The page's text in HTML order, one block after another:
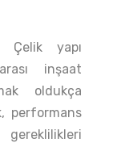
Çelik yapı
inşaat
oldukça
performans